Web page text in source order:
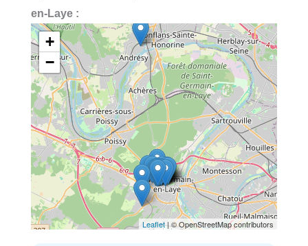
en-Laye :
+
−
Leaflet| © OpenStreetMap contributors